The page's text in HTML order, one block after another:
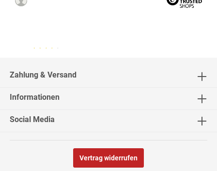
30.07.26▼
Zahlung & Versand
Informationen
Social Media
Vertrag widerrufen